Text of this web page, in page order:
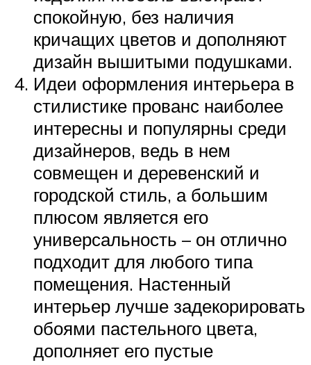
спокойную, без наличия
кричащих цветов и дополняют
дизайн вышитыми подушками.
Идеи оформления интерьера в
стилистике прованс наиболее
интересны и популярны среди
дизайнеров, ведь в нем
совмещен и деревенский и
городской стиль, а большим
плюсом является его
универсальность – он отлично
подходит для любого типа
помещения. Настенный
интерьер лучше задекорировать
обоями пастельного цвета,
дополняет его пустые